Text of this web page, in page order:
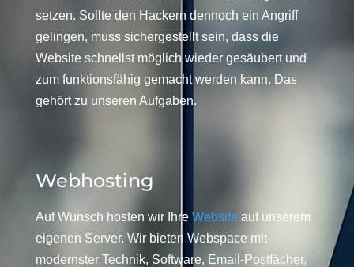
setzen. Sollte den Hackern dennoch ein Angriff
gelingen, muss sichergestellt sein, dass die
Website schnellst möglich wieder gesäubert und
zum funktionsfähig gemacht werden kann. Das
gehört zu unseren Aufgaben.
Webhosting
Auf Wunsch hosten wir Ihre Website auf unserem
eigenen Server. Wir bieten Webspace mit
modernster Technik, Software, Email-Postfächer,